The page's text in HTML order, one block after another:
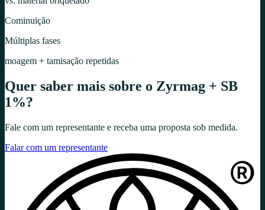
Cominuição
Múltiplas fases
moagem + tamisação repetidas
Quer saber mais sobre o Zyrmag + SB
1%?
Fale com um representante e receba uma proposta sob medida.
Falar com um representante